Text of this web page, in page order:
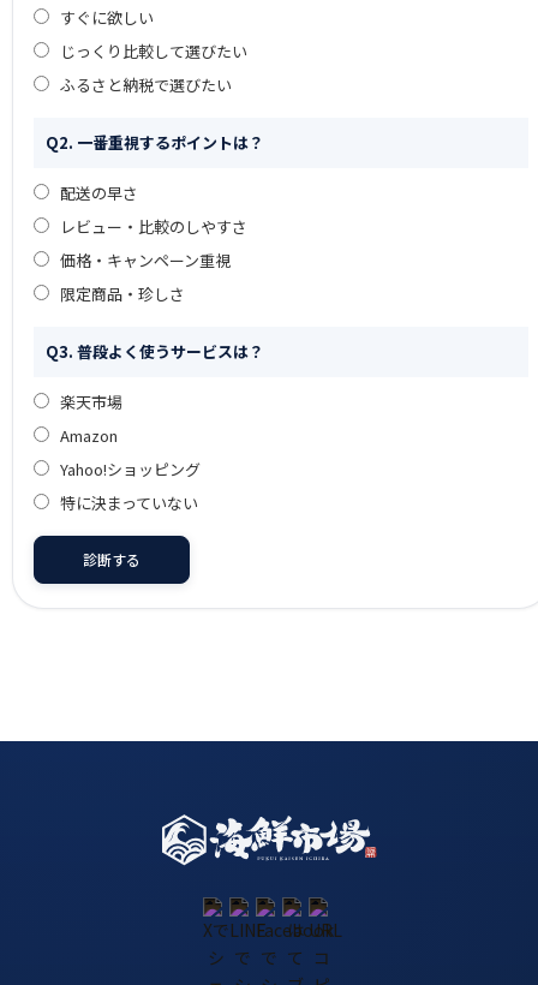
すぐに欲しい
じっくり比較して選びたい
ふるさと納税で選びたい
Q2. 一番重視するポイントは？
配送の早さ
レビュー・比較のしやすさ
価格・キャンペーン重視
限定商品・珍しさ
Q3. 普段よく使うサービスは？
楽天市場
Amazon
Yahoo!ショッピング
特に決まっていない
診断する